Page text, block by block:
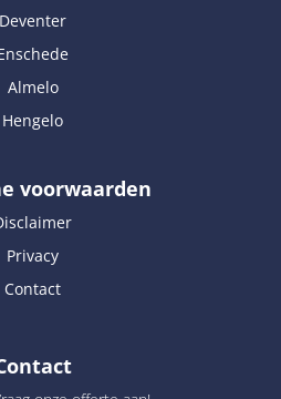
Deventer
Almelo
Hengelo
voorwaarden
Privacy
Contact